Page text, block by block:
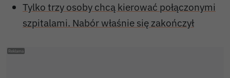
Tylko trzy osoby chcą kierować połączonymi
szpitalami. Nabór właśnie się zakończył